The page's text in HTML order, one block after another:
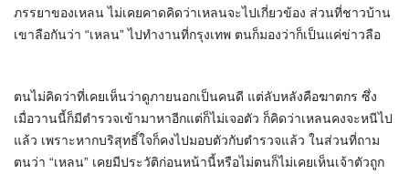
ภรรยาของเหลน ไม่เคยคาดคิดว่าเหลนจะไปเกี่ยวข้อง ส่วนที่ชาวบ้าน
เขาลือกันว่า “เหลน” ไปทำงานที่กรุงเทพ ตนก็มองว่าก็เป็นแค่ข่าวลือ
ตนไม่คิดว่าที่เคยเห็นว่าดูภายนอกเป็นคนดี แต่ลับหลังคือฆาตกร ซึ่ง
เมื่อวานนี้ก็มีตำรวจเข้ามาหาอีกแต่ก็ไม่เจอตัว ก็คิดว่าเหลนคงจะหนีไป
แล้ว เพราะหากบริสุทธิ์ใจก็คงไปมอบตัวกับตำรวจแล้ว ในส่วนที่ถาม
ตนว่า “เหลน” เคยมีประวัติก่อนหน้านี้หรือไม่ตนก็ไม่เคยเห็นเจ้าตัวถูก